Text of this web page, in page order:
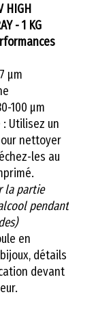
HIGH
- 1 KG
µm
100 µm
Utilisez un
nettoyer
les au
la partie
pendant
en
détails
devant